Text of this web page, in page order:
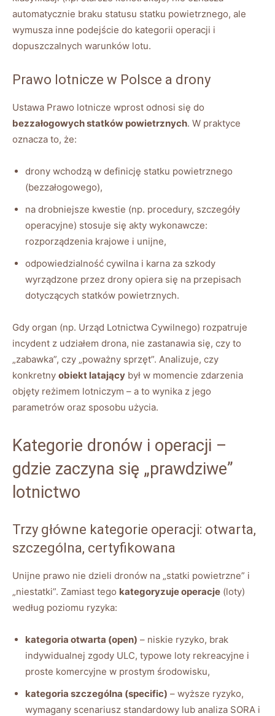
automatycznie braku statusu statku powietrznego, ale
wymusza inne podejście do kategorii operacji i
dopuszczalnych warunków lotu.
Prawo lotnicze w Polsce a drony
Ustawa Prawo lotnicze wprost odnosi się do
bezzałogowych statków powietrznych. W praktyce
oznacza to, że:
drony wchodzą w definicję statku powietrznego
(bezzałogowego),
na drobniejsze kwestie (np. procedury, szczegóły
operacyjne) stosuje się akty wykonawcze:
rozporządzenia krajowe i unijne,
odpowiedzialność cywilna i karna za szkody
wyrządzone przez drony opiera się na przepisach
dotyczących statków powietrznych.
Gdy organ (np. Urząd Lotnictwa Cywilnego) rozpatruje
incydent z udziałem drona, nie zastanawia się, czy to
„zabawka”, czy „poważny sprzęt”. Analizuje, czy
konkretny obiekt latający był w momencie zdarzenia
objęty reżimem lotniczym – a to wynika z jego
parametrów oraz sposobu użycia.
Kategorie dronów i operacji –
gdzie zaczyna się „prawdziwe”
lotnictwo
Trzy główne kategorie operacji: otwarta,
szczególna, certyfikowana
Unijne prawo nie dzieli dronów na „statki powietrzne” i
„niestatki”. Zamiast tego kategoryzuje operacje (loty)
według poziomu ryzyka:
kategoria otwarta (open) – niskie ryzyko, brak
indywidualnej zgody ULC, typowe loty rekreacyjne i
proste komercyjne w prostym środowisku,
kategoria szczególna (specific) – wyższe ryzyko,
wymagany scenariusz standardowy lub analiza SORA i